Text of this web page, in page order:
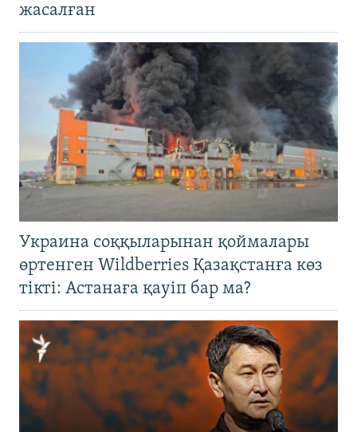
жасалған
Украина соққыларынан қоймалары
өртенген Wildberries Қазақстанға көз
тікті: Астанаға қауіп бар ма?